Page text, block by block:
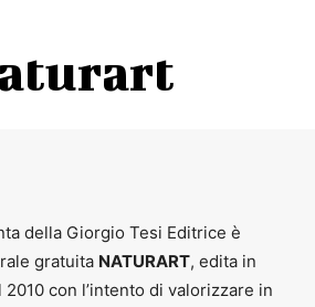
della Giorgio Tesi Editrice è
gratuita NATURART, edita in
con l’intento di valorizzare in